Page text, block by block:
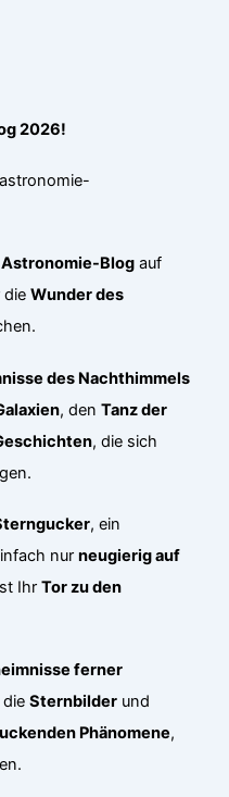
2026!
Astronomie-Blog auf
dieWunder des
des Nachthimmels
, denTanz der
, die sich
, ein
nurneugierig auf
IhrTor zu den
ferner
dieSternbilder und
Phänomene,